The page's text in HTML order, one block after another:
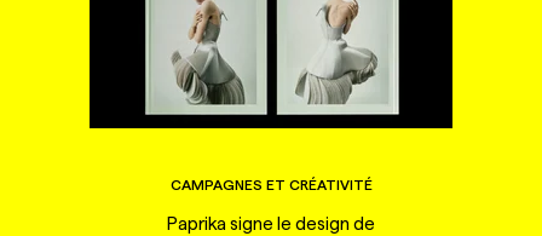
CAMPAGNES ET CRÉATIVITÉ
Paprika signe le design de